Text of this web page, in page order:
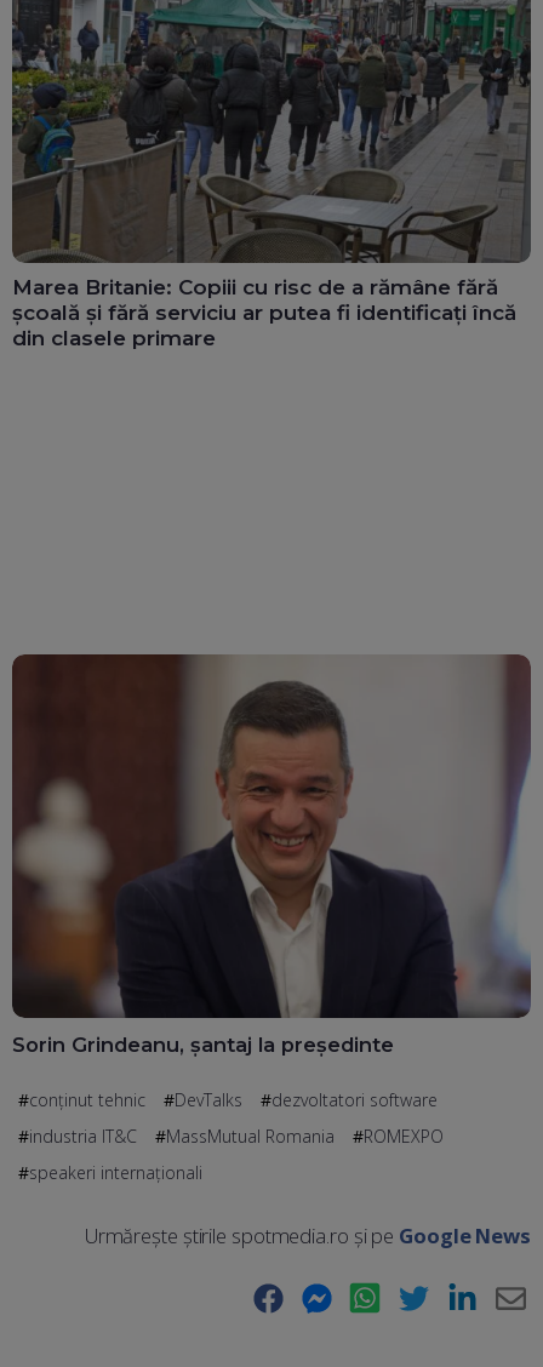
Marea Britanie: Copiii cu risc de a rămâne fără
școală și fără serviciu ar putea fi identificați încă
din clasele primare
Sorin Grindeanu, șantaj la președinte
conținut tehnic DevTalks
dezvoltatori software
industria IT&C
MassMutual Romania
ROMEXPO
speakeri internaționali
Urmărește știrile spotmedia.ro și pe Google News
Facebook Messenger WhatsApp Twitter LinkedIn